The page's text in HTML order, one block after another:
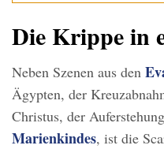
Die Krippe in
Neben Szenen aus den
Ägypten, der
Christus, der
Marienkindes, ist die